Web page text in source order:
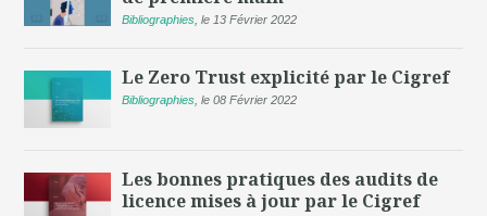
Bibliographies ,le 13 Février 2022
Le Zero Trust explicité par le Cigref
Bibliographies ,le 08 Février 2022
Les bonnes pratiques des audits de
licence mises à jour par le Cigref